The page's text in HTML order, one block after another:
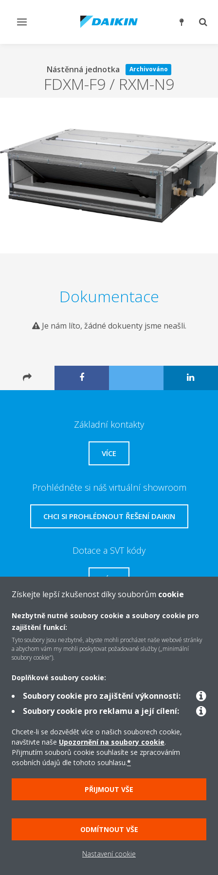
Přepnout
Nástěnná jednotka Archivováno
FDXM-F9 / RXM-N9
Dokumentace
Je nám líto, žádné dokuenty jsme neašli.
Základní kontakty
VÍCE
Prohlédněte si náš virtuální showroom
CHCI SI PROHLÉDNOUT ŘEŠENÍ DAIKIN
Dotace a SVT kódy
VÍCE
O společnosti Daikin
Řešení
Podpora
Produkty
Copyright © Daikin
Právní upozornění/Imprint
Oznámení o používání souborů cookie
Směrnice o ochraně údajů
Firemní etika
Všeobecné obchodní podmínky
Získejte lepší zkušenost díky souborům cookie
Nezbytně nutné soubory cookie a soubory cookie pro
zajištění funkcí:
Tyto soubory jsou nezbytné, abyste mohli procházet naše webové stránky
a abychom vám my mohli poskytovat požadované služby („minimální
soubory cookie“).
Doplňkové soubory cookie:
Soubory cookie pro zajištění výkonnosti:
Soubory cookie pro reklamu a její cílení:
Chcete-li se dozvědět více o našich souborech cookie,
navštivte naše Upozornění na soubory cookie.
Přijmutím souborů cookie souhlasíte se zpracováním
osobních údajů dle tohoto souhlasu.*
PŘIJMOUT VŠE
ODMÍTNOUT VŠE
Nastavení cookie